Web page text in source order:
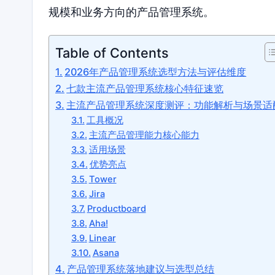
规模和业务方向的产品管理系统。
Table of Contents
2026年产品管理系统选型方法与评估维度
七款主流产品管理系统核心特征速览
主流产品管理系统深度测评：功能解析与场景适
工具概况
主流产品管理能力核心能力
适用场景
优势亮点
Tower
Jira
Productboard
Aha!
Linear
Asana
产品管理系统落地建议与选型总结